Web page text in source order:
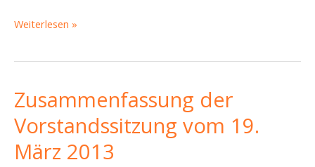
Zusammenfassung
2.
April
2013
Weiterlesen »
Zusammenfassung der
Vorstandssitzung vom 19.
März 2013